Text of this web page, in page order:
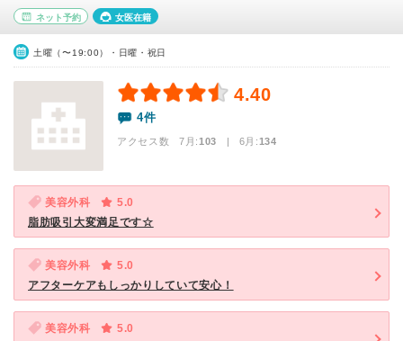
ネット予約 女医在籍
土曜（〜19:00）・日曜・祝日
4.40
4件
アクセス数 7月:103 | 6月:134
美容外科
5.0
脂肪吸引大変満足です☆
美容外科
5.0
アフターケアもしっかりしていて安心！
美容外科
5.0